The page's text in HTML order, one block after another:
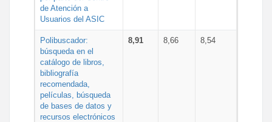
de Atención a
Usuarios del ASIC
Polibuscador:
búsqueda en el
catálogo de libros,
bibliografía
recomendada,
películas, búsqueda
de bases de datos y
recursos electrónicos
8,91 8,66 8,54